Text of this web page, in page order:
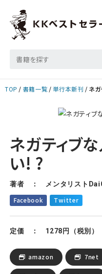
TOP 書籍一覧 単行本新刊 ネ
ネガティブ
い! ?
著者 ： メンタリスト
Facebook Twitter
定価 ： 1278円（税別）
amazon 7net